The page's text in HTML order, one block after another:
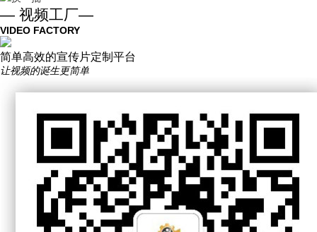
— 视频工厂—
VIDEO FACTORY
简单高效的宣传片定制平台
让视频的诞生更简单